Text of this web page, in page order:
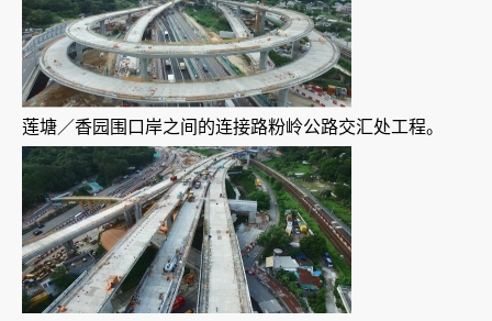
莲塘／香园围口岸之间的连接路粉岭公路交汇处工程。